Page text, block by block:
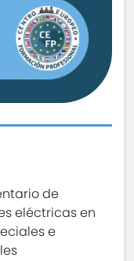
de
eléctricas en
e